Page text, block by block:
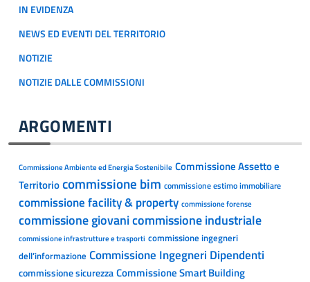
IN EVIDENZA
NEWS ED EVENTI DEL TERRITORIO
NOTIZIE
NOTIZIE DALLE COMMISSIONI
ARGOMENTI
Commissione Ambiente ed Energia Sostenibile Commissione Assetto e
Territoriocommissione bim commissione estimo immobiliare
commissione facility & property commissione forense
commissione giovanicommissione industriale
commissione infrastrutture e trasporti commissione ingegneri
dell’informazione Commissione Ingegneri Dipendenti
commissione sicurezzaCommissione Smart Building